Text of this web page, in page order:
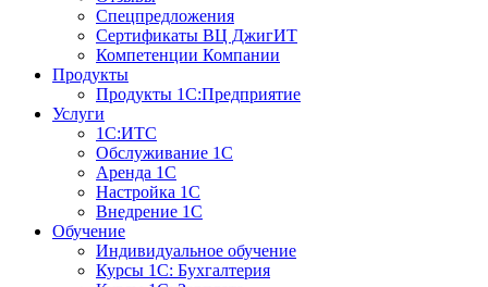
Спецпредложения
Сертификаты ВЦ ДжигИТ
Компетенции Компании
Продукты
Продукты 1С:Предприятие
Услуги
1С:ИТС
Обслуживание 1С
Аренда 1С
Настройка 1С
Внедрение 1С
Обучение
Индивидуальное обучение
Курсы 1С: Бухгалтерия